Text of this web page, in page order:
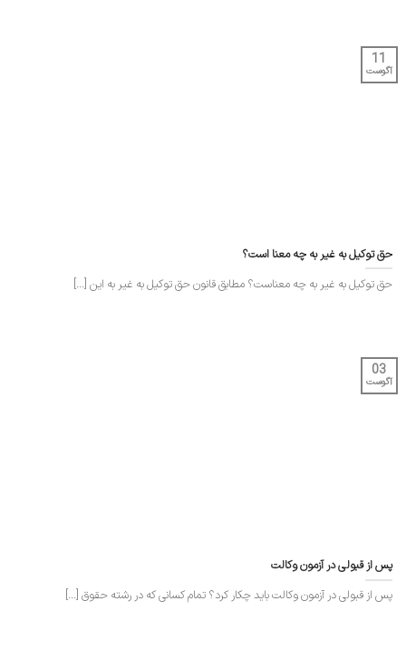
حق توکیل به غیر به چه معنا است؟
حق توکیل به غیر به چه معناست؟ مطابق قانون حق توکیل به غیر به این [...]
11
آگوست
پس از قبولی در آزمون وکالت
پس از قبولی در آزمون وکالت باید چکار کرد؟ تمام کسانی که در رشته حقوق [...]
03
آگوست